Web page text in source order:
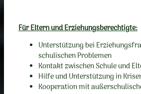
Für Eltern und Erziehungsberechtigte:
Unterstützung bei
schulischen Problemen
Kontakt zwischen Schule und
Hilfe und Unterstützung in
Kooperation mit